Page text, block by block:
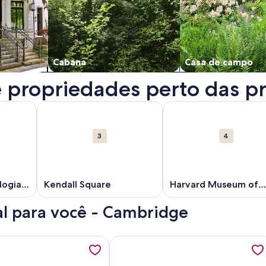
Cabana Casa de campo
perto das
nova janela.
Instituto de Tecnologia de Massachusetts. Abre em uma
3
Kendall Square
Mais informações sobre Kendall Square. Abre em
4
Harvard Museum of
Natural History
Mais informações
para você - Cambridge
w/ Patio & Parking Pass, abre em uma nova guia
sobre Rare Luxury 3B/2.5B Single Family House near
Mais informações sobre Great